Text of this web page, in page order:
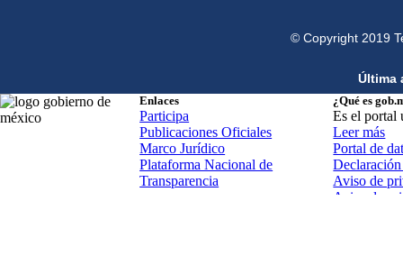
© Copyright 2019
Última
Enlaces
Participa
Publicaciones Oficiales
Marco Jurídico
Plataforma Nacional de
Transparencia
¿Qué es
Es el portal
Leer más
Portal de
Aviso de
Aviso de